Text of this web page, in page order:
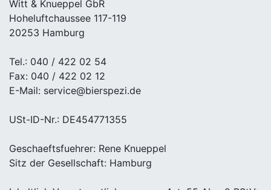
Witt & Knueppel GbR
Hoheluftchaussee 117-119
20253 Hamburg
Tel.: 040 / 422 02 54
Fax: 040 / 422 02 12
E-Mail: service@bierspezi.de
USt-ID-Nr.: DE454771355
Geschaeftsfuehrer: Rene Knueppel
Sitz der Gesellschaft: Hamburg